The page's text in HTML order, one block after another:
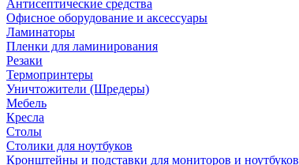
Антисептические средства
Офисное оборудование и аксессуары
Ламинаторы
Пленки для ламинирования
Резаки
Термопринтеры
Уничтожители (Шредеры)
Мебель
Кресла
Столы
Столики для ноутбуков
Кронштейны и подставки для мониторов и ноутбуков